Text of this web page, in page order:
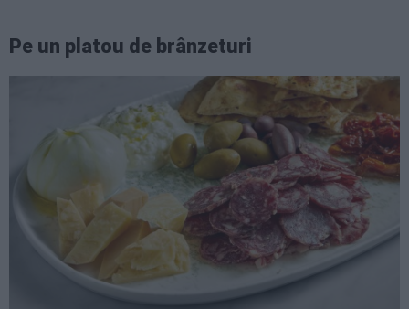
Pe un platou de brânzeturi